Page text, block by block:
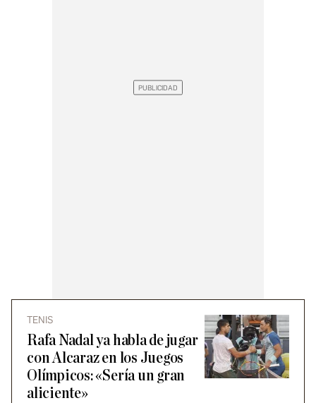
TENIS
Rafa Nadal ya habla de jugar
con Alcaraz en los Juegos
Olímpicos: «Sería un gran
aliciente»